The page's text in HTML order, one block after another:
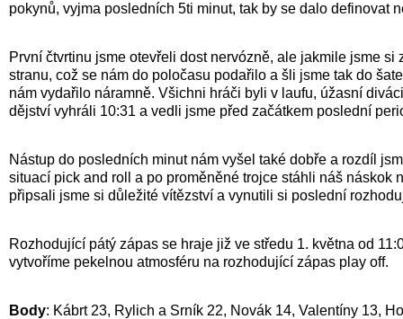
pokynů, vyjma posledních 5ti minut, tak by se dalo definovat
První čtvrtinu jsme otevřeli dost nervózně, ale jakmile jsme
stranu, což se nám do poločasu podařilo a šli jsme tak do
nám vydařilo náramně. Všichni hráči byli v laufu, úžasní
dějství vyhráli 10:31 a vedli jsme před začátkem poslední
Nástup do posledních minut nám vyšel také dobře a rozdíl
situací pick and roll a po proměněné trojce stáhli náš
připsali jsme si důležité vítězství a vynutili si poslední
Rozhodující pátý zápas se hraje již ve středu 1. května od
vytvoříme pekelnou atmosféru na rozhodující zápas play off.
Body: Kábrt 23, Rylich a Srník 22, Novák 14, Valentíny 13,